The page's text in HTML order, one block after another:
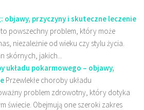
objawy, przyczyny i skuteczne leczenie
powszechny problem, który może
niezależnie od wieku czy stylu życia.
skórnych, jakich...
układu pokarmowego – objawy,
Przewlekłe choroby układu
problem zdrowotny, który dotyka
świecie. Obejmują one szeroki zakres